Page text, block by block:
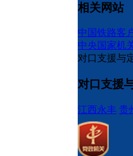
相关网站
中国铁路客
中央国家机
对口支援与
对口支援
江西永丰 贵